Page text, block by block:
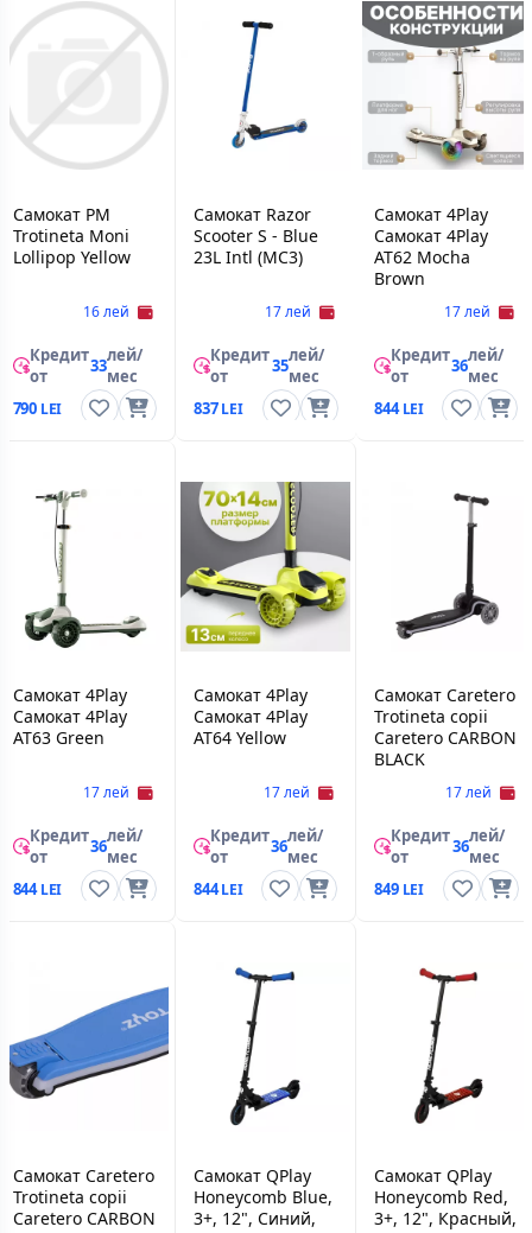
Самокат PM
Trotineta Moni
Lollipop Yellow
16 лей
Кредит
от
33лей/
мес
790
Самокат Razor
Scooter S - Blue
23L Intl (MC3)
17 лей
Кредит
от
35лей/
мес
837
Самокат 4Play
Самокат 4Play
AT62 Mocha
Brown
17 лей
Кредит
от
36лей/
мес
844
Самокат 4Play
Самокат 4Play
AT63 Green
17 лей
Кредит
от
36лей/
мес
844
Самокат 4Play
Самокат 4Play
AT64 Yellow
17 лей
Кредит
от
36лей/
мес
844
Самокат Caretero
Trotineta copii
Caretero CARBON
BLACK
17 лей
Кредит
от
36лей/
мес
849
Самокат Caretero
Trotineta copii
Caretero CARBON
Самокат QPlay
Honeycomb Blue,
3+, 12", Синий,
Самокат QPlay
Honeycomb Red,
3+, 12", Красный,